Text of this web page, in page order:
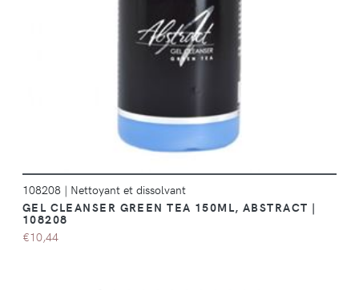
DÉTAILS
108208 | Nettoyant et dissolvant
GEL CLEANSER GREEN TEA 150ML, ABSTRACT |
108208
€10,44